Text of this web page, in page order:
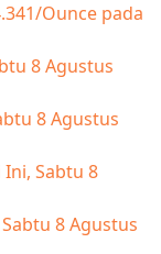
Ounce pada
8 Agustus
8 Agustus
Sabtu 8
8 Agustus